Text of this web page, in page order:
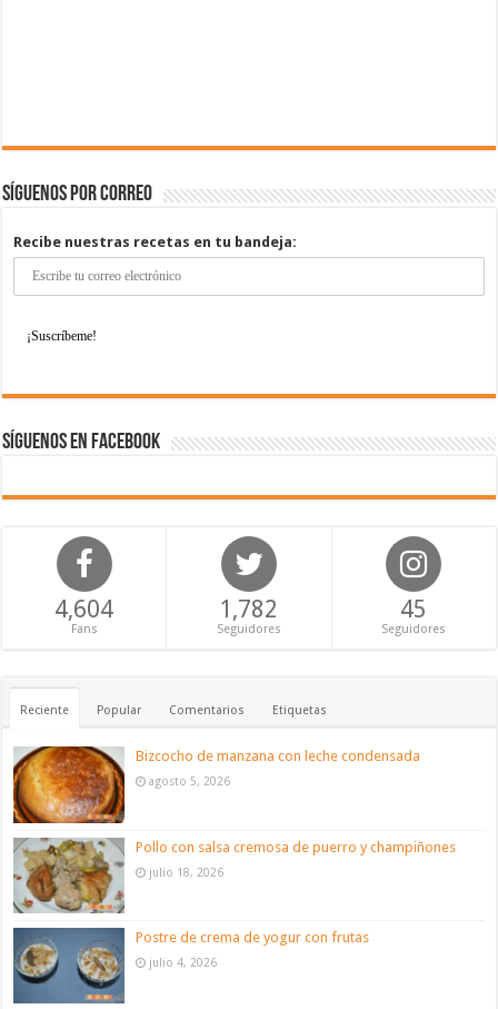
Síguenos por correo
Recibe nuestras recetas en tu bandeja:
Síguenos en Facebook
4,604
Fans
1,782
Seguidores
45
Seguidores
Reciente Popular Comentarios Etiquetas
Bizcocho de manzana con leche condensada
agosto 5, 2026
Pollo con salsa cremosa de puerro y champiñones
julio 18, 2026
Postre de crema de yogur con frutas
julio 4, 2026